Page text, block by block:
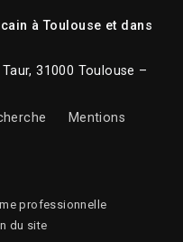
à Toulouse et dans
Taur, 31000 Toulouse –
Mentions
professionnelle
du site